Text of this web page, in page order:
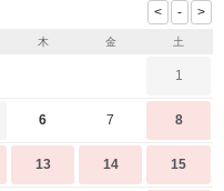
木 金 土
1
6 7 8
13 14 15